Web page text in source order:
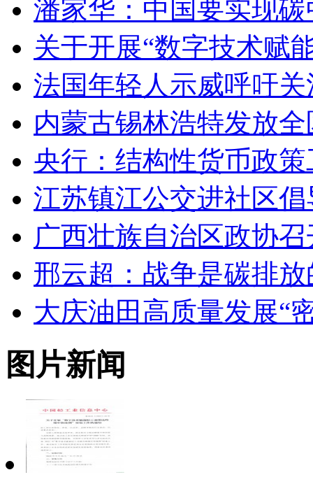
潘家华：中国要实现
关于开展“数字技术赋
法国年轻人示威呼吁
内蒙古锡林浩特发放
央行：结构性货币政
江苏镇江公交进社区
广西壮族自治区政协
邢云超：战争是碳排
大庆油田高质量发展“
图片新闻